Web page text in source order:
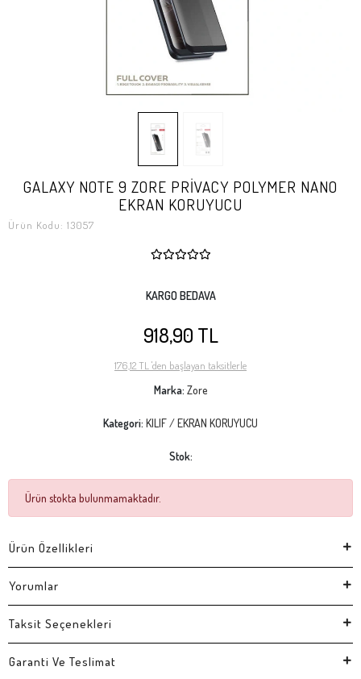
GALAXY NOTE 9 ZORE PRİVACY POLYMER NANO
EKRAN KORUYUCU
Ürün Kodu: 13057
KARGO BEDAVA
918,90 TL
176,12 TL 'den başlayan taksitlerle
Marka: Zore
Kategori: KILIF / EKRAN KORUYUCU
Stok:
Ürün stokta bulunmamaktadır.
Ürün Özellikleri
Yorumlar
Taksit Seçenekleri
Garanti Ve Teslimat